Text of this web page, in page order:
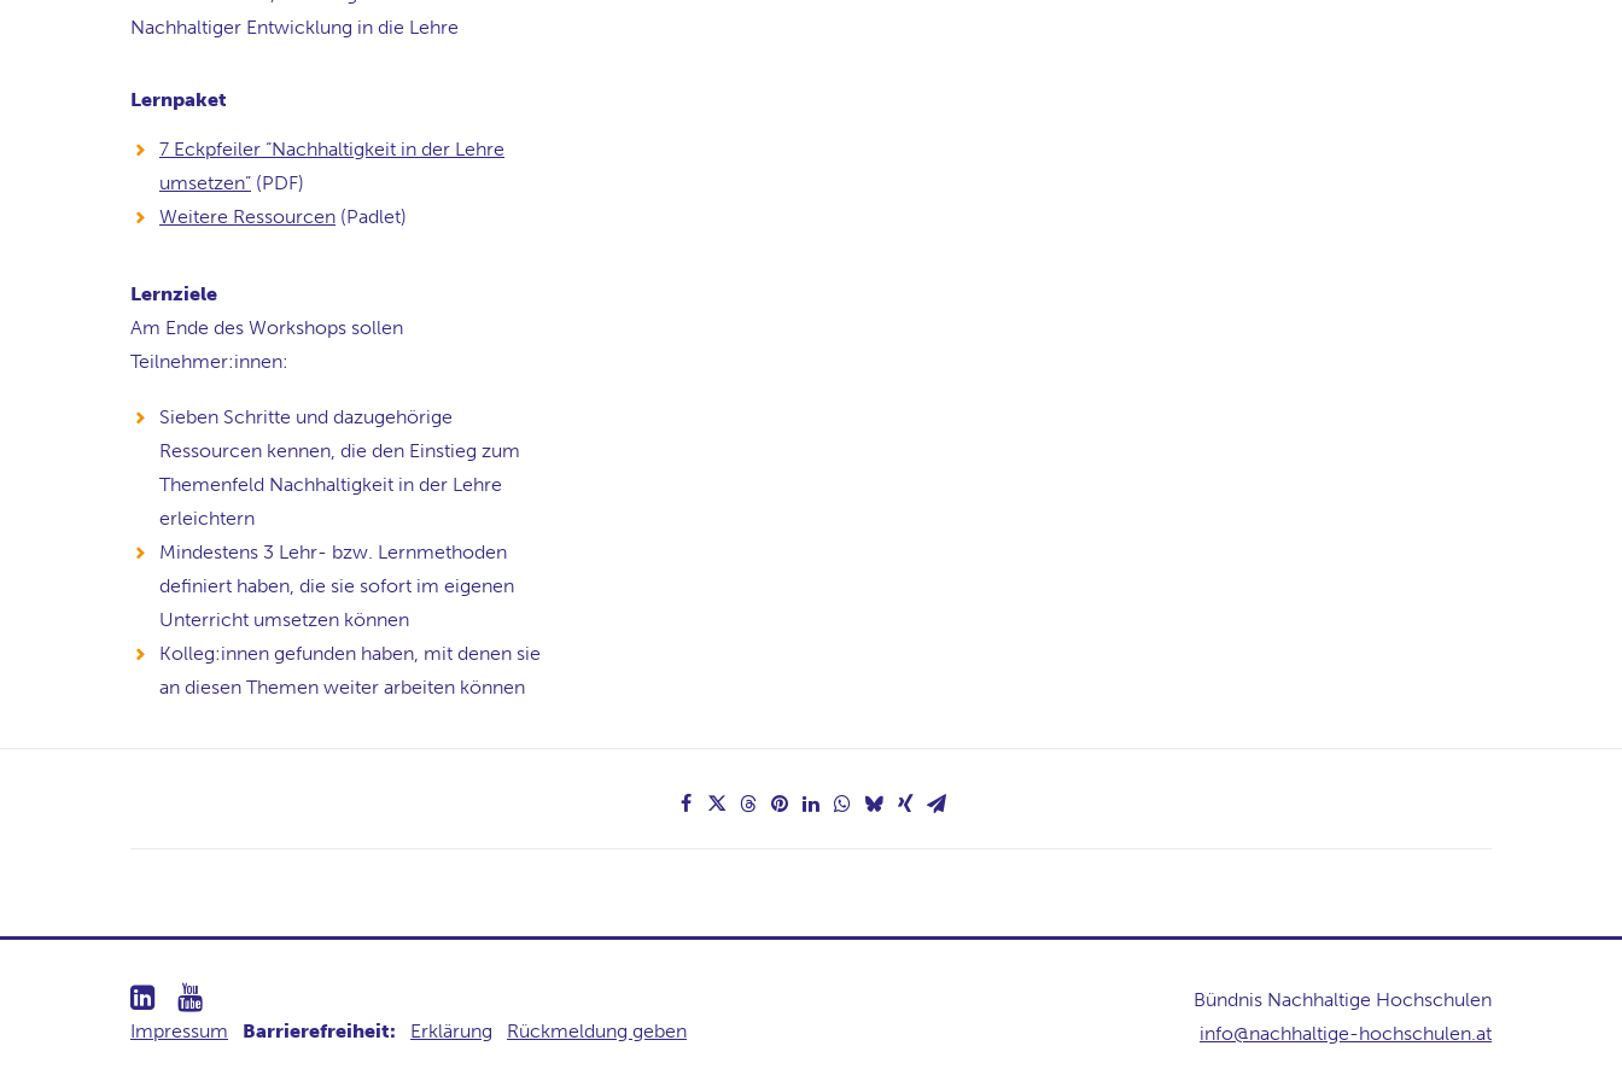
Nachhaltiger Entwicklung in die Lehre
Lernpaket
7 Eckpfeiler “Nachhaltigkeit in der Lehre
umsetzen” (PDF)
Weitere Ressourcen (Padlet)
Lernziele
Am Ende des Workshops sollen
Teilnehmer:innen:
Sieben Schritte und dazugehörige
Ressourcen kennen, die den Einstieg zum
Themenfeld Nachhaltigkeit in der Lehre
erleichtern
Mindestens 3 Lehr- bzw. Lernmethoden
definiert haben, die sie sofort im eigenen
Unterricht umsetzen können
Kolleg:innen gefunden haben, mit denen sie
an diesen Themen weiter arbeiten können
Impressum Barrierefreiheit: Erklärung Rückmeldung geben
Bündnis Nachhaltige Hochschulen
info@nachhaltige-hochschulen.at